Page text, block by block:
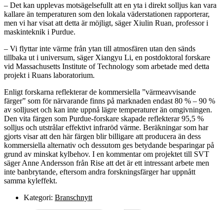
– Det kan upplevas motsägelsefullt att en yta i direkt solljus kan vara
kallare än temperaturen som den lokala väderstationen rapporterar,
men vi har visat att detta är möjligt, säger Xiulin Ruan, professor i
maskinteknik i Purdue.
– Vi flyttar inte värme från ytan till atmosfären utan den sänds
tillbaka ut i universum, säger Xiangyu Li, en postdoktoral forskare
vid Massachusetts Institute of Technology som arbetade med detta
projekt i Ruans laboratorium.
Enligt forskarna reflekterar de kommersiella ”värmeavvisande
färger” som för närvarande finns på marknaden endast 80 % – 90 %
av solljuset och kan inte uppnå lägre temperaturer än omgivningen.
Den vita färgen som Purdue-forskare skapade reflekterar 95,5 %
solljus och utstrålar effektivt infraröd värme. Beräkningar som har
gjorts visar att den här färgen blir billigare att producera än dess
kommersiella alternativ och dessutom ges betydande besparingar på
grund av minskat kylbehov. I en kommentar om projektet till SVT
säger Anne Andersson från Rise att det är ett intressant arbete men
inte banbrytande, eftersom andra forskningsfärger har uppnått
samma kyleffekt.
Kategori: Branschnytt